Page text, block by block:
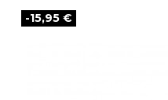
-15,95 €